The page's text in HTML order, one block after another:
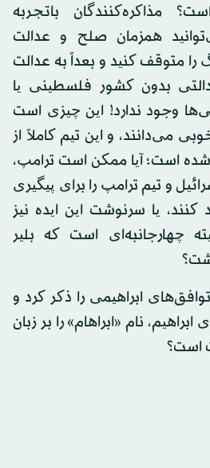
مذاکره‌کنندگان باتجربه
همزمان صلح و عدالت
را متوقف کنید و بعداً به عدالت
بدون کشور فلسطینی یا
وجود ندارد! این چیزی است
می‌دانند، و این تیم کاملاً از
است؛ آیا ممکن است ترامپ،
و تیم ترامپ را برای پیگیری
یا سرنوشت این ایده نیز
چهارجانبه‌ای است که بلیر
ابراهیمی را ذکر کرد و
نام «ابراهام» را بر زبان
است؟